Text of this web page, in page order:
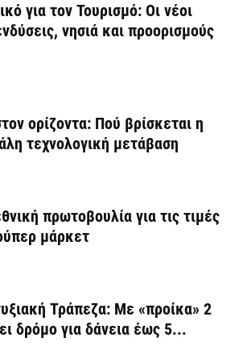
για τον Τουρισμό: Οι νέοι
νησιά και προορισμούς
ορίζοντα: Πού βρίσκεται η
τεχνολογική μετάβαση
πρωτοβουλία για τις τιμές
μάρκετ
Τράπεζα: Με «προίκα» 2
δρόμο για δάνεια έως 5...